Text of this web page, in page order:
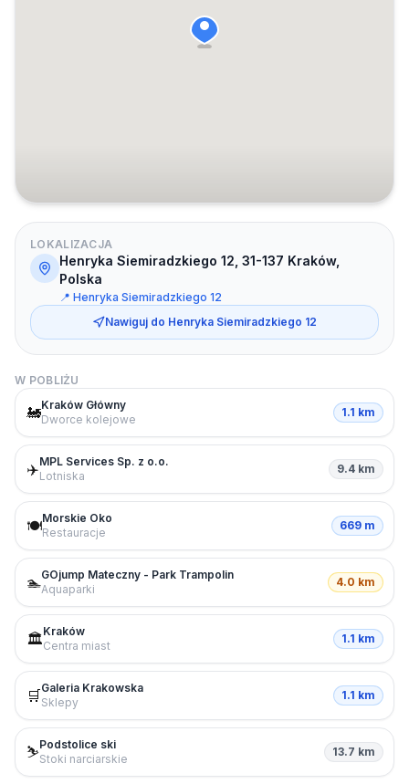
LOKALIZACJA
Henryka Siemiradzkiego 12, 31-137 Kraków,
Polska
📍 Henryka Siemiradzkiego 12
Nawiguj do Henryka Siemiradzkiego 12
W POBLIŻU
🚂Kraków Główny
Dworce kolejowe
1.1 km
✈️MPL Services Sp. z o.o.
Lotniska
9.4 km
🍽️Morskie Oko
Restauracje
669 m
🏊GOjump Mateczny - Park Trampolin
Aquaparki
4.0 km
🏛️Kraków
Centra miast
1.1 km
🛒Galeria Krakowska
Sklepy
1.1 km
⛷️Podstolice ski
Stoki narciarskie
13.7 km